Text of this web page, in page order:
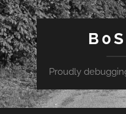
Proudly